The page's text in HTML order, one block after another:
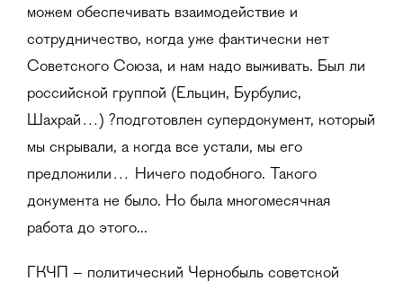
можем обеспечивать взаимодействие и
сотрудничество, когда уже фактически нет
Советского Союза, и нам надо выживать. Был ли
российской группой (Ельцин, Бурбулис,
Шахрай…) ?подготовлен супердокумент, который
мы скрывали, а когда все устали, мы его
предложили… Ничего подобного. Такого
документа не было. Но была многомесячная
работа до этого...
ГКЧП – политический Чернобыль советской